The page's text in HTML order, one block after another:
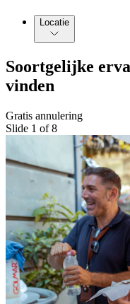
Locatie
Soortgelijke
vinden
Gratis annulering
Slide 1 of 8